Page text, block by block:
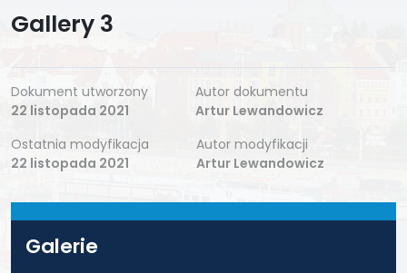
Gallery 3
Dokument utworzony
22 listopada 2021
Autor dokumentu
Artur Lewandowicz
Ostatnia modyfikacja
22 listopada 2021
Autor modyfikacji
Artur Lewandowicz
Galerie